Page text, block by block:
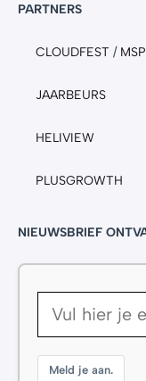
PARTNERS
CLOUDFEST /
JAARBEURS
HELIVIEW
PLUSGROWTH
NIEUWSBRIEF
Meld je aan.